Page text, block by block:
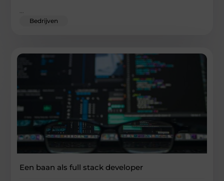
Bedrijven
Een baan als full stack developer